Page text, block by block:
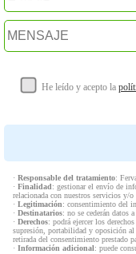
He leído y acepto la
· Responsable del tratamiento:
· Finalidad: gestionar el envío de
relacionada con nuestros servicios y/o
· Legitimación: consentimiento del
· Destinatarios: no se cederán datos
· Derechos: podrá ejercer los
supresión, portabilidad y oposición al
retirada del consentimiento prestado
· Información adicional: puede